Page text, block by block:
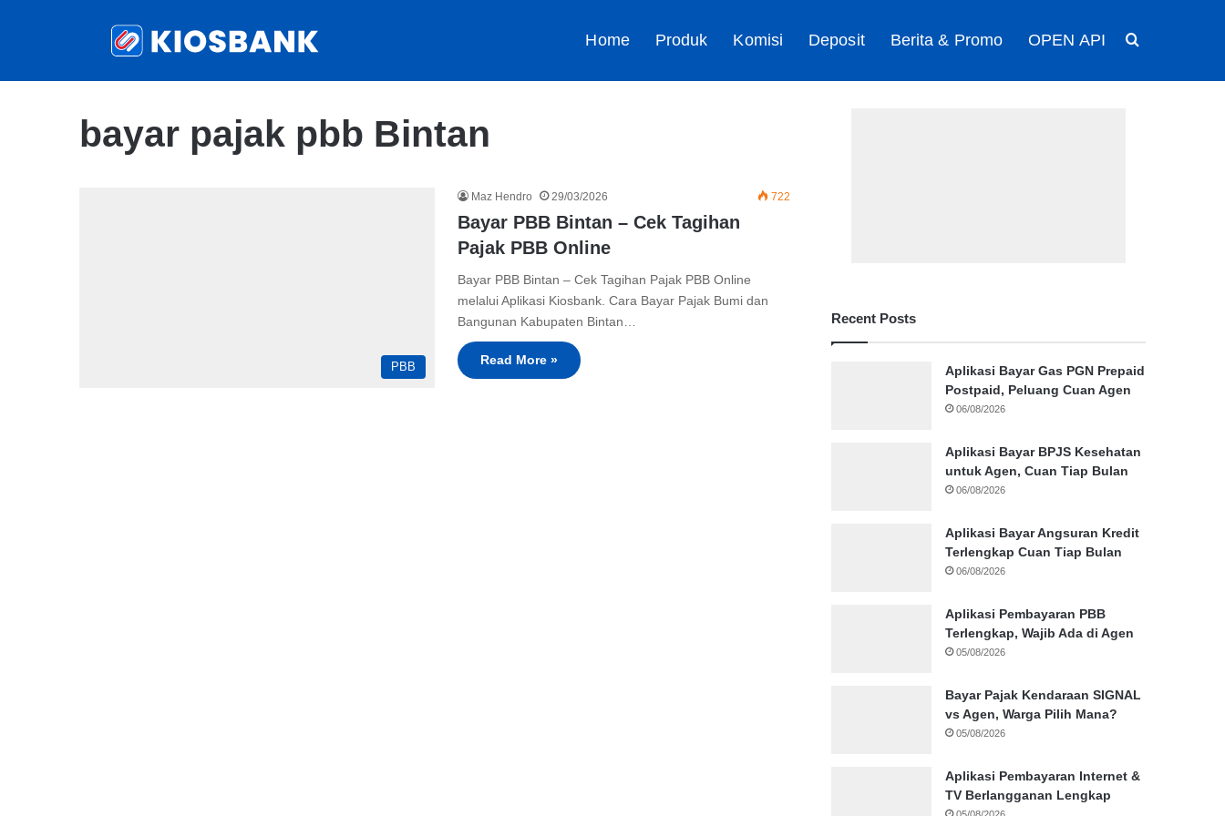
Home Produk Komisi Deposit Berita & Promo OPEN API
bayar pajak pbb Bintan
PBB
Maz Hendro 29/03/2026 722
Bayar PBB Bintan – Cek Tagihan
Pajak PBB Online
Bayar PBB Bintan – Cek Tagihan Pajak PBB Online
melalui Aplikasi Kiosbank. Cara Bayar Pajak Bumi dan
Bangunan Kabupaten Bintan…
Read More »
Recent Posts
Aplikasi Bayar Gas PGN Prepaid
Postpaid, Peluang Cuan Agen
06/08/2026
Aplikasi Bayar BPJS Kesehatan
untuk Agen, Cuan Tiap Bulan
06/08/2026
Aplikasi Bayar Angsuran Kredit
Terlengkap Cuan Tiap Bulan
06/08/2026
Aplikasi Pembayaran PBB
Terlengkap, Wajib Ada di Agen
05/08/2026
Bayar Pajak Kendaraan SIGNAL
vs Agen, Warga Pilih Mana?
05/08/2026
Aplikasi Pembayaran Internet &
TV Berlangganan Lengkap